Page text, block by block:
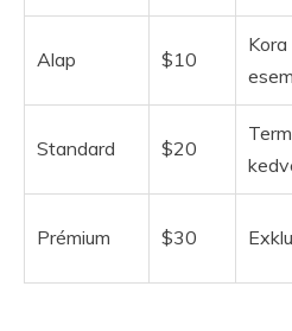
Alap $10
Kora
Standard $20
Prémium $30